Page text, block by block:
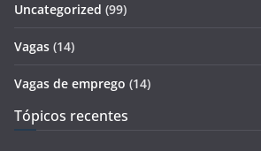
Uncategorized (99)
Vagas (14)
Vagas de emprego (14)
Tópicos recentes